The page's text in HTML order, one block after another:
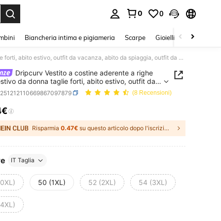
0 0
Biancheria intima e pigiameria Scarpe Gioielli E Accessori
Dripcurv Vestito a costine aderente a righe verdi estivo da donna taglie forti, abito estivo, outfit da vacanza, abito da spiaggia, outfit da crociera, abito verde, outfit da vacanza per donna.
Dripcurv Vestito a costine aderente a righe
da donna taglie forti, abito estivo, outfit da
abito da spiaggia, outfit da crociera, abito
da vacanza per donna.
(8 Recensioni)
AND AVAILABILITY
Risparmia 0.47€ su questo articolo dopo l'iscrizione.
IT Taglia
50 (1XL) 52 (2XL) 54 (3XL)